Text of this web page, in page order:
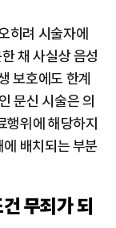
히려 시술자에
채 사실상 음성
보호에도 한계
문신 시술은 의
행위에 해당하지
배치되는 부분
무죄가 되